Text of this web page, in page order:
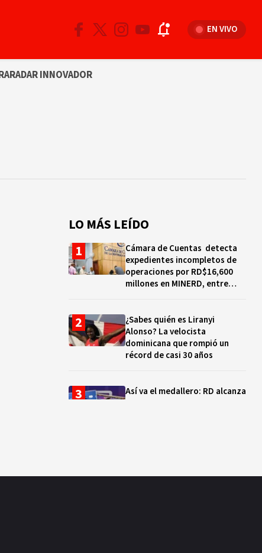
EN VIVO
RADAR INNOVADOR
LO MÁS LEÍDO
Cámara de Cuentas detecta
expedientes incompletos de
operaciones por RD$16,600
millones en MINERD, entre
¿Sabes quién es Liranyi
Alonso? La velocista
dominicana que rompió un
récord de casi 30 años
Así va el medallero: RD alcanza
Este